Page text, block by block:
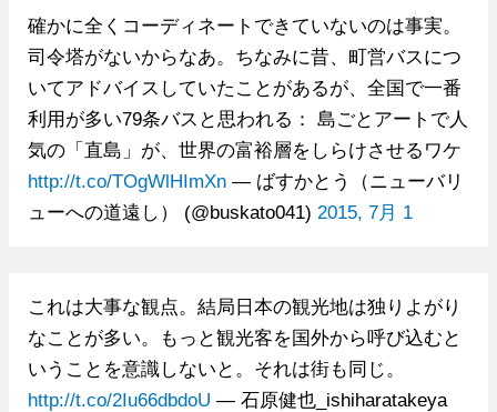
確かに全くコーディネートできていないのは事実。
司令塔がないからなあ。ちなみに昔、町営バスにつ
いてアドバイスしていたことがあるが、全国で一番
利用が多い79条バスと思われる： 島ごとアートで人
気の「直島」が、世界の富裕層をしらけさせるワケ
http://t.co/TOgWlHImXn— ばすかとう（ニューバリ
ューへの道遠し） (@buskato041) 2015, 7月 1
これは大事な観点。結局日本の観光地は独りよがり
なことが多い。もっと観光客を国外から呼び込むと
いうことを意識しないと。それは街も同じ。
http://t.co/2Iu66dbdoU — 石原健也_ishiharatakeya